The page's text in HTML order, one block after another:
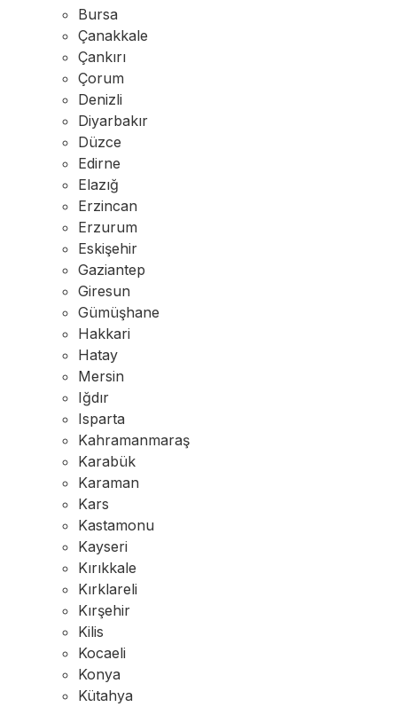
Bursa
Çanakkale
Çankırı
Çorum
Denizli
Diyarbakır
Düzce
Edirne
Elazığ
Erzincan
Erzurum
Eskişehir
Gaziantep
Giresun
Gümüşhane
Hakkari
Hatay
Mersin
Iğdır
Isparta
Kahramanmaraş
Karabük
Karaman
Kars
Kastamonu
Kayseri
Kırıkkale
Kırklareli
Kırşehir
Kilis
Kocaeli
Konya
Kütahya